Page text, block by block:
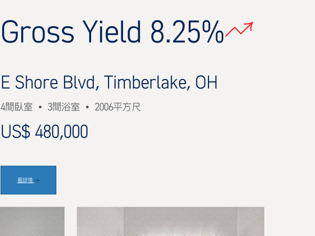
Gross Yield 8.25%
E Shore Blvd, Timberlake, OH
4間臥室 3間浴室 2006平方尺
US$ 480,000
看詳情